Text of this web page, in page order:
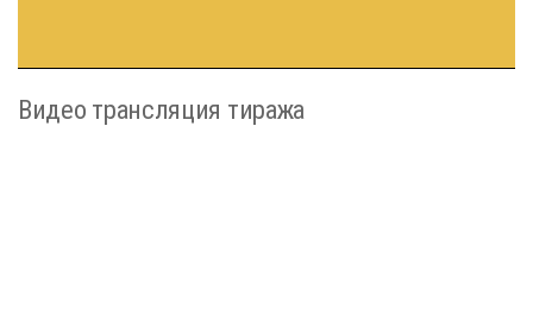
Видео трансляция тиража